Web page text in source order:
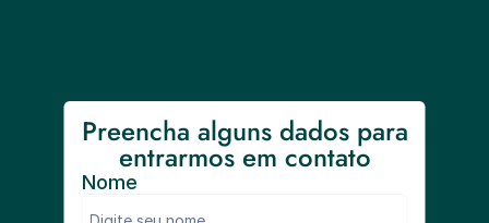
Preencha alguns dados para
entrarmos em contato
Nome